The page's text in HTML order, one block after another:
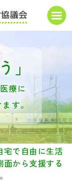
」
療に
ます。
宅で自由に生活
から支援する